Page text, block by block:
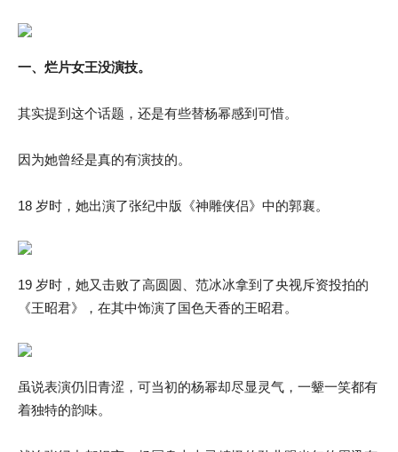
一、烂片女王没演技。
其实提到这个话题，还是有些替杨幂感到可惜。
因为她曾经是真的有演技的。
18 岁时，她出演了张纪中版《神雕侠侣》中的郭襄。
19 岁时，她又击败了高圆圆、范冰冰拿到了央视斥资投拍的
《王昭君》，在其中饰演了国色天香的王昭君。
虽说表演仍旧青涩，可当初的杨幂却尽显灵气，一颦一笑都有
着独特的韵味。